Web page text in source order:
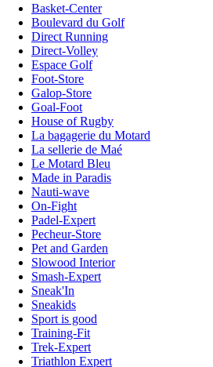
Basket-Center
Boulevard du Golf
Direct Running
Direct-Volley
Espace Golf
Foot-Store
Galop-Store
Goal-Foot
House of Rugby
La bagagerie du Motard
La sellerie de Maé
Le Motard Bleu
Made in Paradis
Nauti-wave
On-Fight
Padel-Expert
Pecheur-Store
Pet and Garden
Slowood Interior
Smash-Expert
Sneak'In
Sneakids
Sport is good
Training-Fit
Trek-Expert
Triathlon Expert